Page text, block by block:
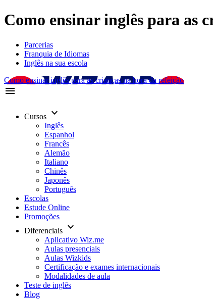
Como ensinar inglês para as
Parcerias
Franquia de Idiomas
Inglês na sua escola
Como ensinar inglês para as crianças na hora da refeição
menu
Cursos keyboard_arrow_down
Inglês
Espanhol
Francês
Alemão
Italiano
Chinês
Japonês
Português
Escolas
Estude Online
Promoções
Diferenciais keyboard_arrow_down
Aplicativo Wiz.me
Aulas presenciais
Aulas Wizkids
Certificação e exames internacionais
Modalidades de aula
Teste de inglês
Blog